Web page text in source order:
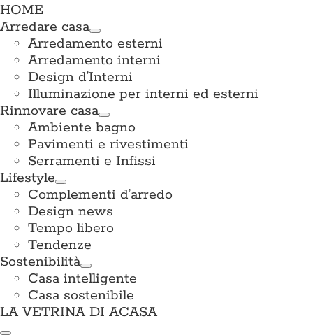
HOME
Arredare casa
Arredamento esterni
Arredamento interni
Design d’Interni
Illuminazione per interni ed esterni
Rinnovare casa
Ambiente bagno
Pavimenti e rivestimenti
Serramenti e Infissi
Lifestyle
Complementi d’arredo
Design news
Tempo libero
Tendenze
Sostenibilità
Casa intelligente
Casa sostenibile
LA VETRINA DI ACASA